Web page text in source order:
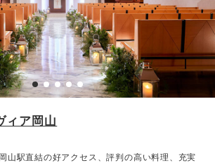
ィア岡山
山駅直結の好アクセス、評判の高い料理、充実